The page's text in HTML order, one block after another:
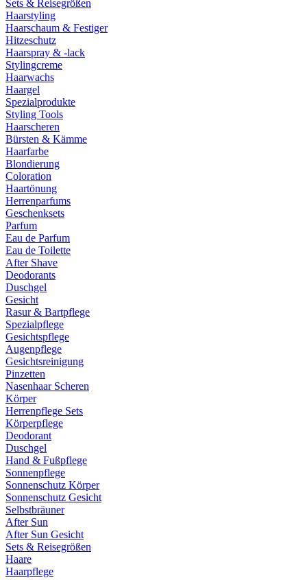
Sets & Reisegrößen
Haarstyling
Haarschaum & Festiger
Hitzeschutz
Haarspray & -lack
Stylingcreme
Haarwachs
Haargel
Spezialprodukte
Styling Tools
Haarscheren
Bürsten & Kämme
Haarfarbe
Blondierung
Coloration
Haartönung
Herrenparfums
Geschenksets
Parfum
Eau de Parfum
Eau de Toilette
After Shave
Deodorants
Duschgel
Gesicht
Rasur & Bartpflege
Spezialpflege
Gesichtspflege
Augenpflege
Gesichtsreinigung
Pinzetten
Nasenhaar Scheren
Körper
Herrenpflege Sets
Körperpflege
Deodorant
Duschgel
Hand & Fußpflege
Sonnenpflege
Sonnenschutz Körper
Sonnenschutz Gesicht
Selbstbräuner
After Sun
After Sun Gesicht
Sets & Reisegrößen
Haare
Haarpflege